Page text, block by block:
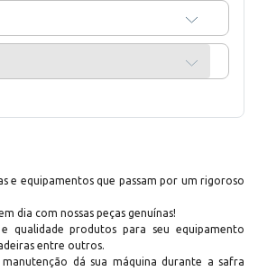
e equipamentos que passam por um rigoroso
dia com nossas peças genuínas!
qualidade produtos para seu equipamento
entre outros.
manutenção dá sua máquina durante a safra